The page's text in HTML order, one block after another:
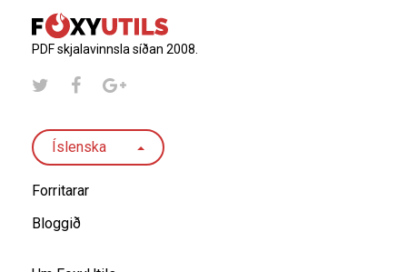
PDF skjalavinnsla síðan 2008.
Íslenska
Forritarar
Bloggið